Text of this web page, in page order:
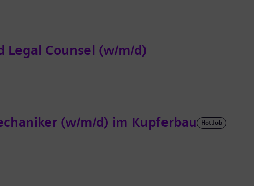
Legal Counsel (w/m/d)
(w/m/d) im Kupferbau Hot Job